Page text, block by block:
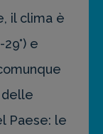
il clima è
e
Paese: le